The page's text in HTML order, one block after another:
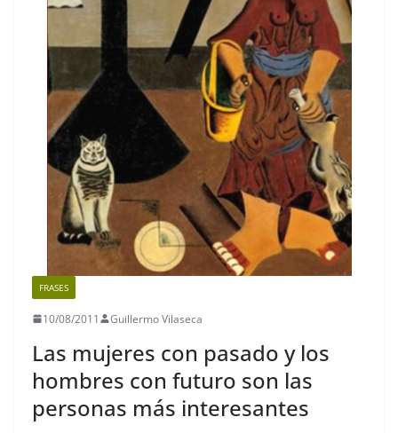
FRASES
10/08/2011 Guillermo Vilaseca
Las mujeres con pasado y los
hombres con futuro son las
personas más interesantes